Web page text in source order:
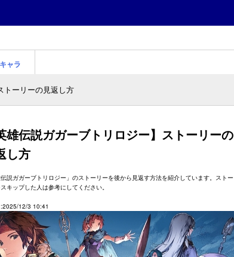
ャラ
トーリーの見返し方
雄伝説ガガーブトリロジー】ストーリーの
し方
伝説ガガーブトリロジー」のストーリーを後から見返す方法を紹介しています。ストー
キップした人は参考にしてください。
12/3 10:41